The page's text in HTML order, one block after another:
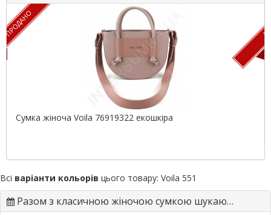
ПРОДАНО
Сумка жіноча Voila 76919322 екошкіра
Всі варіанти кольорів цього товару: Voila 551
Разом з класичною жіночою сумкою шукають